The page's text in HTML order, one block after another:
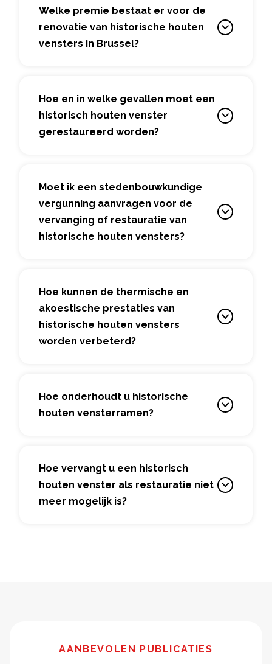
Welke premie bestaat er voor de
renovatie van historische houten
vensters in Brussel?
Hoe en in welke gevallen moet een
historisch houten venster
gerestaureerd worden?
Moet ik een stedenbouwkundige
vergunning aanvragen voor de
vervanging of restauratie van
historische houten vensters?
Hoe kunnen de thermische en
akoestische prestaties van
historische houten vensters
worden verbeterd?
Hoe onderhoudt u historische
houten vensterramen?
Hoe vervangt u een historisch
houten venster als restauratie niet
meer mogelijk is?
AANBEVOLEN PUBLICATIES